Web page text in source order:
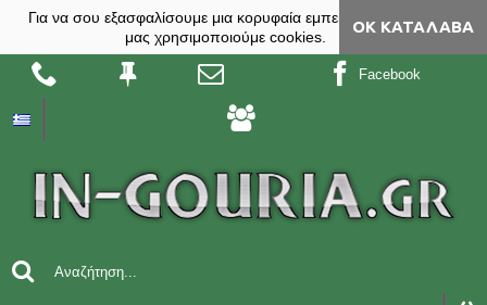
Για να σου εξασφαλίσουμε μια κορυφαία εμπειρία, στο site
μας χρησιμοποιούμε cookies.
ΟΚ ΚΑΤΆΛΑΒΑ
Facebook